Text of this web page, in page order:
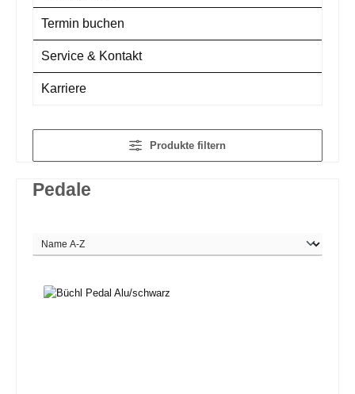
Termin buchen
Service & Kontakt
Karriere
Produkte filtern
Pedale